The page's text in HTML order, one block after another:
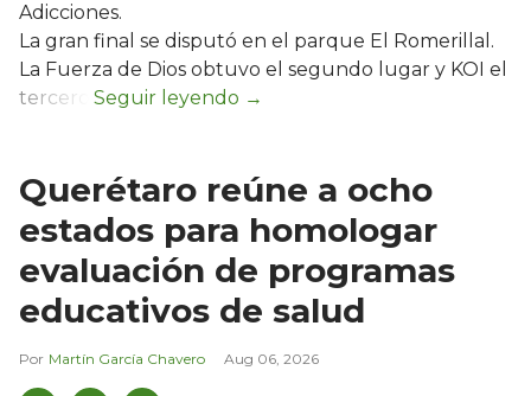
Adicciones.
La gran final se disputó en el parque El Romerillal.
La Fuerza de Dios obtuvo el segundo lugar y KOI el
tercero.
Querétaro reúne a ocho
estados para homologar
evaluación de programas
educativos de salud
Martín García Chavero Aug 06, 2026